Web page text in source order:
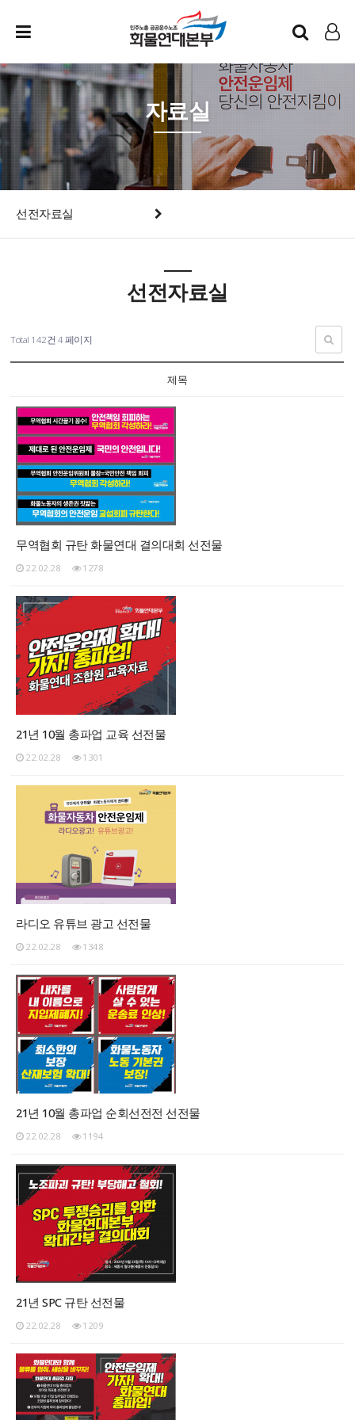
인트라넷
LOG IN
자료실
선전자료실
선전자료실
Total 142건 4 페이지
제목
무역협회 규탄 화물연대 결의대회 선전물
22.02.28 1278
21년 10월 총파업 교육 선전물
22.02.28 1301
라디오 유튜브 광고 선전물
22.02.28 1348
21년 10월 총파업 순회선전전 선전물
22.02.28 1194
21년 SPC 규탄 선전물
22.02.28 1209